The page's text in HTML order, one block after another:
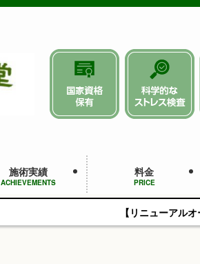
施術実績
ACHIEVEMENTS
料金
PRICE
【リニューアルオープンキャンペーン